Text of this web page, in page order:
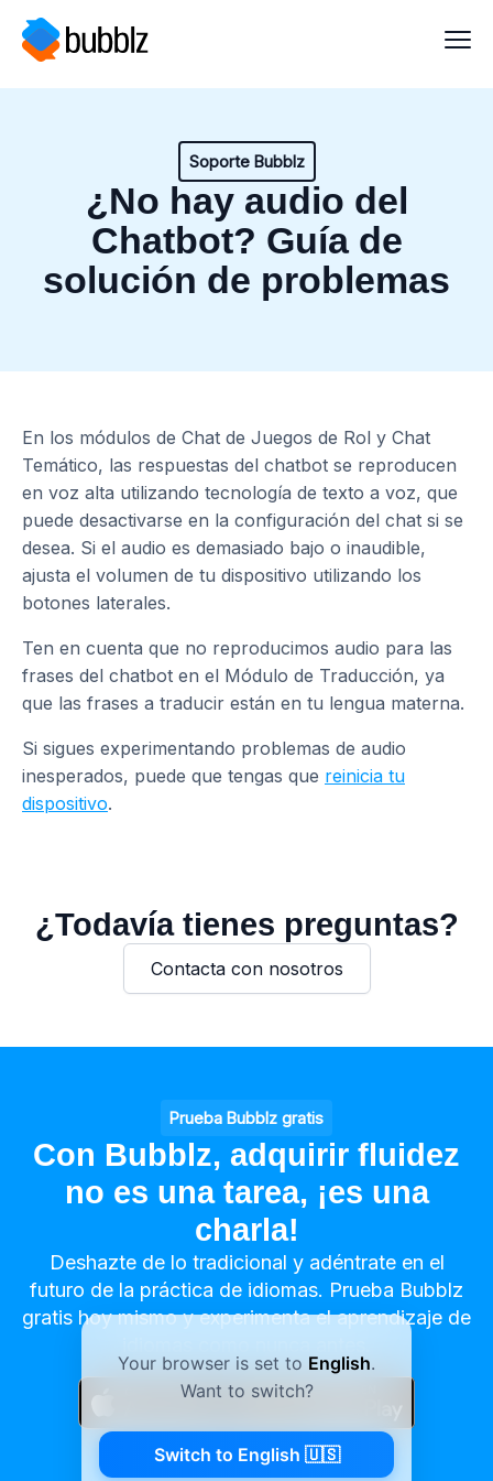
Soporte Bubblz
¿No hay audio del
Chatbot? Guía de
solución de problemas
En los módulos de Chat de Juegos de Rol y Chat
Temático, las respuestas del chatbot se reproducen
en voz alta utilizando tecnología de texto a voz, que
puede desactivarse en la configuración del chat si se
desea. Si el audio es demasiado bajo o inaudible,
ajusta el volumen de tu dispositivo utilizando los
botones laterales.
Ten en cuenta que no reproducimos audio para las
frases del chatbot en el Módulo de Traducción, ya
que las frases a traducir están en tu lengua materna.
Si sigues experimentando problemas de audio
inesperados, puede que tengas que reinicia tu
dispositivo.
¿Todavía tienes preguntas?
Contacta con nosotros
Prueba Bubblz gratis
Con Bubblz, adquirir fluidez
no es una tarea, ¡es una
charla!
Deshazte de lo tradicional y adéntrate en el
futuro de la práctica de idiomas. Prueba Bubblz
gratis hoy mismo y experimenta el aprendizaje de
Your browser is set to English.
Want to switch?
Switch to English 🇺🇸